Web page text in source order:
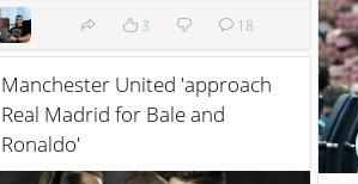
3 18
Manchester United 'approach
Real Madrid for Bale and
Ronaldo'